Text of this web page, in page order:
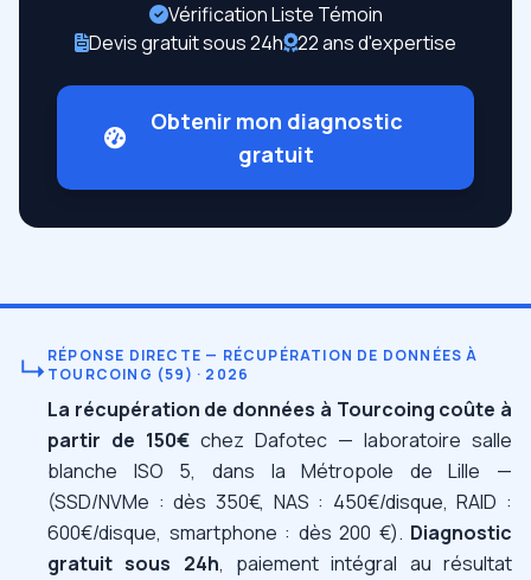
Vérification Liste Témoin
Devis gratuit sous 24h 22 ans d'expertise
Obtenir mon diagnostic
gratuit
↳ RÉPONSE DIRECTE — RÉCUPÉRATION DE DONNÉES À
TOURCOING (59) · 2026
La récupération de données à Tourcoing coûte à
partir de 150€ chez Dafotec — laboratoire salle
blanche ISO 5, dans la Métropole de Lille —
(SSD/NVMe : dès 350€, NAS : 450€/disque, RAID :
600€/disque, smartphone : dès 200 €). Diagnostic
gratuit sous 24h, paiement intégral au résultat